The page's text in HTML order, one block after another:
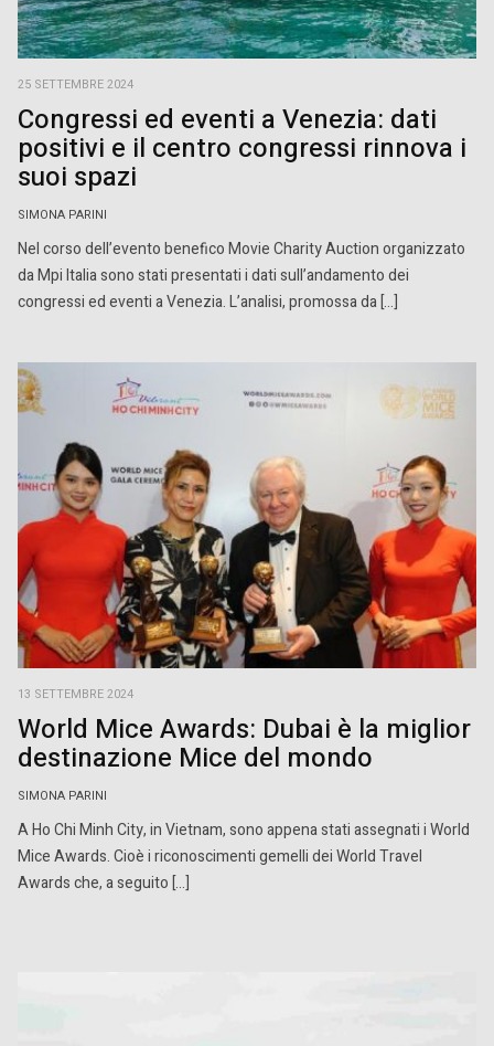
25 SETTEMBRE 2024
Congressi ed eventi a Venezia: dati
positivi e il centro congressi rinnova i
suoi spazi
SIMONA PARINI
Nel corso dell’evento benefico Movie Charity Auction organizzato
da Mpi Italia sono stati presentati i dati sull’andamento dei
congressi ed eventi a Venezia. L’analisi, promossa da […]
13 SETTEMBRE 2024
World Mice Awards: Dubai è la miglior
destinazione Mice del mondo
SIMONA PARINI
A Ho Chi Minh City, in Vietnam, sono appena stati assegnati i World
Mice Awards. Cioè i riconoscimenti gemelli dei World Travel
Awards che, a seguito […]